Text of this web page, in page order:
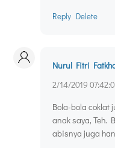
Reply Delete
Nurul Fitri
2/14/2019
Bola-bola coklat
anak saya, Teh.
abisnya juga